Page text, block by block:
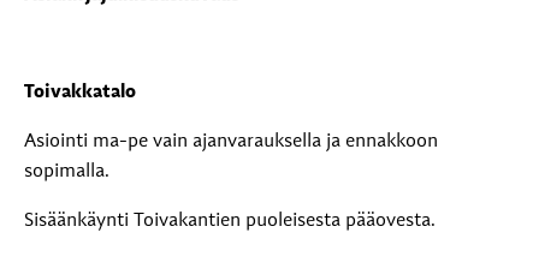
Toivakkatalo
Asiointi ma-pe vain ajanvarauksella ja ennakkoon
sopimalla.
Sisäänkäynti Toivakantien puoleisesta pääovesta.